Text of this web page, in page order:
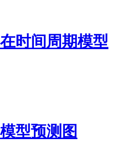
时间周期模型
型预测图